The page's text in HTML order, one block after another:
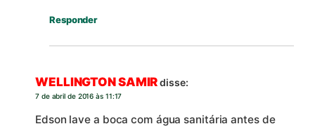
Responder
WELLINGTON SAMIRdisse:
7 de abril de 2016 às 11:17
Edson lave a boca com água sanitária antes de